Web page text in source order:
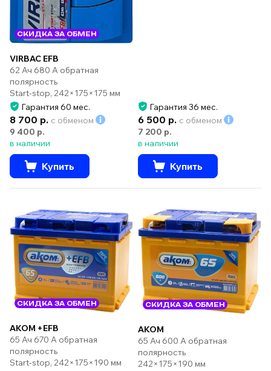
СКИДКА ЗА ОБМЕН
VIRBAC EFB
62 Ач 680 А обратная
полярность
Start-stop, 242×175×175 мм
Гарантия 60 мес.
8 700 р. с обменом
9 400 р.
в наличии
Купить
Гарантия 36 мес.
6 500 р. с обменом
7 200 р.
в наличии
Купить
СКИДКА ЗА ОБМЕН
AKOM +EFB
65 Ач 670 А обратная
полярность
Start-stop, 242×175×190 мм
СКИДКА ЗА ОБМЕН
AKOM
65 Ач 600 А обратная
полярность
242×175×190 мм